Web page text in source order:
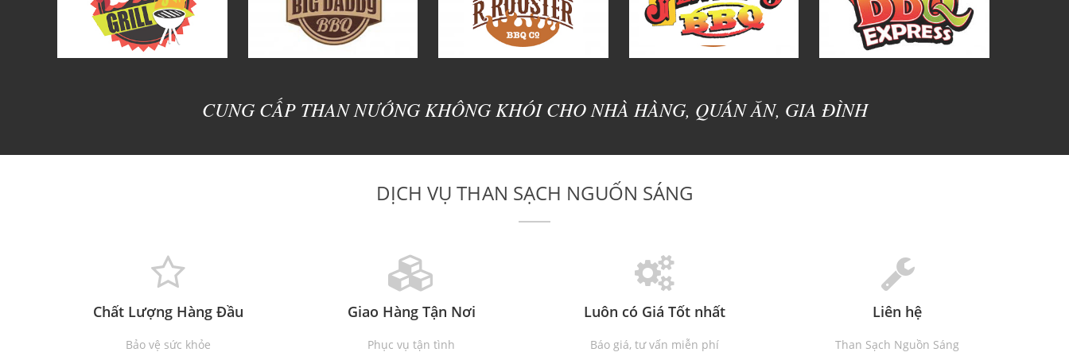
CUNG CẤP THAN NƯỚNG KHÔNG KHÓI CHO NHÀ HÀNG, QUÁN ĂN, GIA ĐÌNH
DỊCH VỤ THAN SẠCH NGUỐN SÁNG
Chất Lượng Hàng Đầu
Bảo vệ sức khỏe
Giao Hàng Tận Nơi
Phục vụ tận tình
Luôn có Giá Tốt nhất
Báo giá, tư vấn miễn phí
Liên hệ
Than Sạch Nguồn Sáng